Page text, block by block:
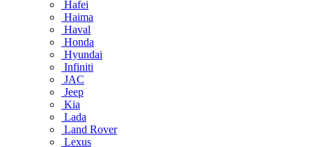
Hafei
Haima
Haval
Honda
Hyundai
Infiniti
JAC
Jeep
Kia
Lada
Land Rover
Lexus